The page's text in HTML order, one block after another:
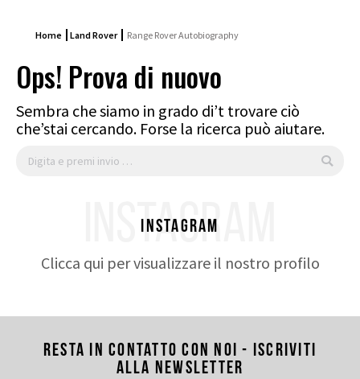
Home Land Rover Range Rover Autobiography
Ops! Prova di nuovo
Sembra che siamo in grado di’t trovare ciò
che’stai cercando. Forse la ricerca può aiutare.
Cerca:
INSTAGRAM
Instagram
Clicca qui per visualizzare il nostro profilo
Resta in contatto con noi - Iscriviti
alla newsletter